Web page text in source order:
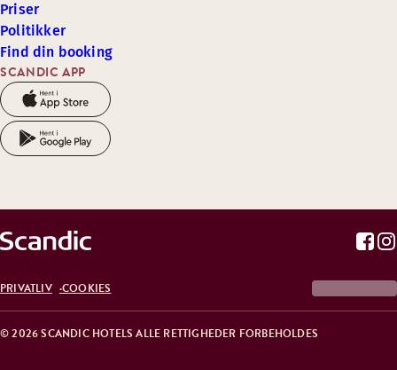
SCANDIC APP
Priser
Politikker
Find din booking
© 2026 SCANDIC HOTELS ALLE RETTIGHEDER FORBEHOLDES
PRIVATLIV COOKIES